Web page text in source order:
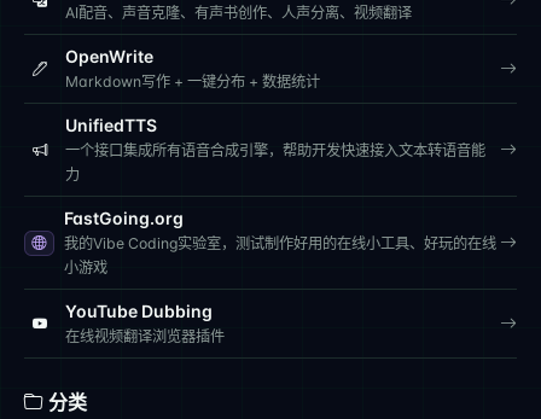
AI配音、声音克隆、有声书创作、人声分离、视频翻译
OpenWrite
Markdown写作 + 一键分布 + 数据统计
UnifiedTTS
一个接口集成所有语音合成引擎，帮助开发快速接入文本转语音能
力
FastGoing.org
我的Vibe Coding实验室，测试制作好用的在线小工具、好玩的在线
小游戏
YouTube Dubbing
在线视频翻译浏览器插件
分类